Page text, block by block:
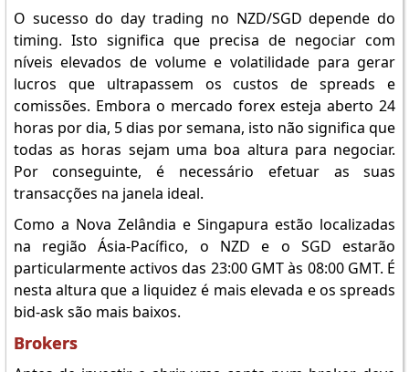
O sucesso do day trading no NZD/SGD depende do
timing. Isto significa que precisa de negociar com
níveis elevados de volume e volatilidade para gerar
lucros que ultrapassem os custos de spreads e
comissões. Embora o mercado forex esteja aberto 24
horas por dia, 5 dias por semana, isto não significa que
todas as horas sejam uma boa altura para negociar.
Por conseguinte, é necessário efetuar as suas
transacções na janela ideal.
Como a Nova Zelândia e Singapura estão localizadas
na região Ásia-Pacífico, o NZD e o SGD estarão
particularmente activos das 23:00 GMT às 08:00 GMT. É
nesta altura que a liquidez é mais elevada e os spreads
bid-ask são mais baixos.
Brokers